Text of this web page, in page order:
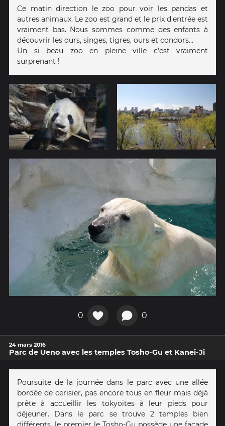
Ce matin direction le zoo pour voir les pandas et
autres animaux. Le zoo est grand et le prix d'entrée est
vraiment bas. Nous sommes comme des enfants à
découvrir les ours, singes, tigres, ours et condors...
Un si beau zoo en pleine ville c'est vraiment
surprenant !
0 0
24 mars 2016
Parc de Ueno avec les temples Tosho-Gu et Kanei-Ji
Poursuite de la journée dans le parc avec une allée
bordée de cerisier, pas encore tous en fleur mais déjà
prête à accueillir les tokyoites à leur pieds pour
déjeuner. Dans le parc se trouve 2 temples bien